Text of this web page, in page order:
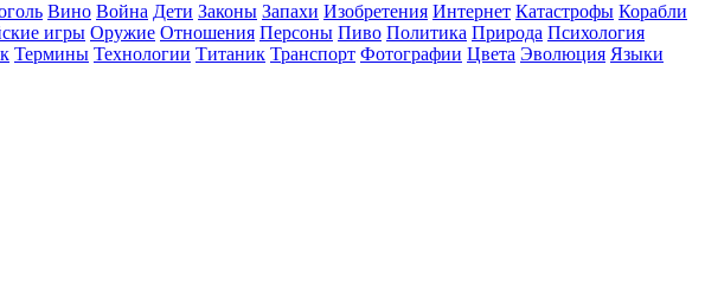
Вино Война Дети Законы Запахи Изобретения Интернет Катастрофы Корабли
игры Оружие Отношения Персоны Пиво Политика Природа Психология
Термины Технологии Титаник Транспорт Фотографии Цвета Эволюция Языки